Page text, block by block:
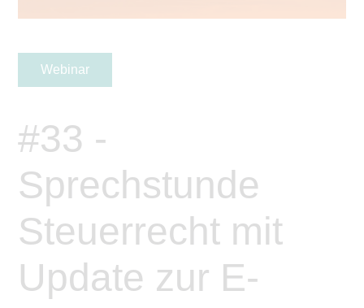
Webinar
#33 -
Sprechstunde
Steuerrecht mit
Update zur E-